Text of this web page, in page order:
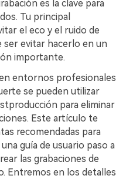
es la clave para
Tu principal
el eco y el ruido de
ser evitar hacerlo en un
importante.
entornos profesionales
se pueden utilizar
para eliminar
Este artículo te
recomendadas para
una guía de usuario paso a
las grabaciones de
Entremos en los detalles